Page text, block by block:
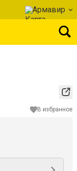
Армавир
В избранное